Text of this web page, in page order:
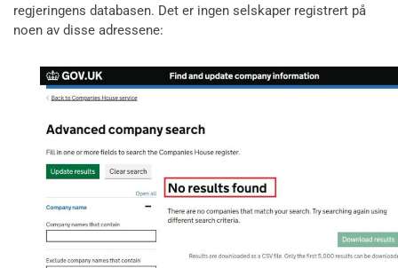
regjeringens databasen. Det er ingen selskaper registrert på
noen av disse adressene: